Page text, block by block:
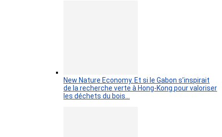
New Nature Economy. Et si le Gabon s’inspirait
de la recherche verte à Hong-Kong pour valoriser
les déchets du bois…